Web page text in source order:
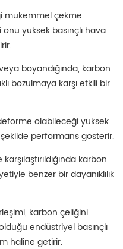
mükemmel çekme
yüksek basınçlı hava
boyandığında, karbon
bozulmaya karşı etkili bir
olabileceği yüksek
şekilde performans gösterir.
karbon
benzer bir dayanıklılık
karbon çeliğini
endüstriyel basınçlı
haline getirir.